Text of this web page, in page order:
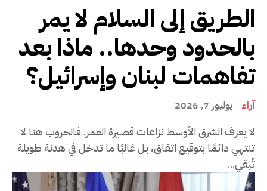
الطريق إلى السلام لا يمر
بالحدود وحدها.. ماذا بعد
تفاهمات لبنان وإسرائيل؟
آراء يوليوز 7, 2026
لا يعرف الشرق الأوسط نزاعات قصيرة العمر. فالحروب هنا لا
تنتهي دائمًا بتوقيع اتفاق، بل غالبًا ما تدخل في هدنة طويلة
تُبقي...